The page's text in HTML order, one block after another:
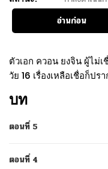
อ่านก่อน
ตัวเอก ควอน ยงจิน ผู้ไม่เ
วัย 16 เรื่องเหลือเชื่อก็ป
บท
ตอนที่ 5
ตอนที่ 4